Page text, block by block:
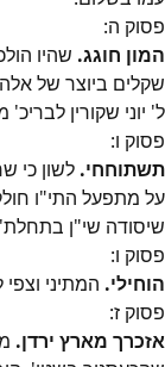
פסוק ה:
המון חוגג. שהיו
שקלים ביוצר של
ל' יוני שקורין לבריכ'
פסוק ו:
תשתוחחי. לשון כי
על מתפעל התי"ו
שיסודה שי"ן
פסוק ו:
הוחילי. המתיני וצפי
פסוק ז:
אזכרך מארץ ירדן.